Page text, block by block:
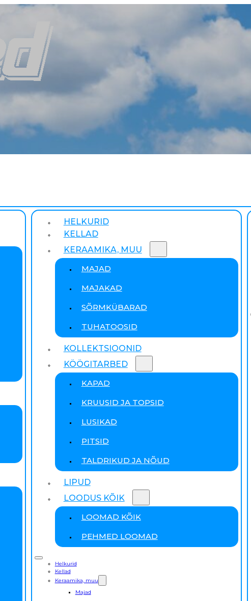
HELKURID
KELLAD
KERAAMIKA, MUU
MAJAD
MAJAKAD
SÕRMKÜBARAD
TUHATOOSID
KOLLEKTSIOONID
KÖÖGITARBED
KAPAD
KRUUSID JA TOPSID
LUSIKAD
PITSID
TALDRIKUD JA NÕUD
LIPUD
LOODUS KÕIK
LOOMAD KÕIK
PEHMED LOOMAD
Helkurid
Kellad
Keraamika, muu
Majad